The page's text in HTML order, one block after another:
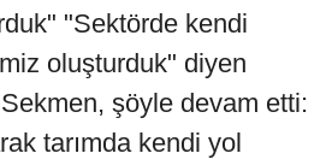
"Sektörde kendi
oluşturduk" diyen
şöyle devam etti:
tarımda kendi yol